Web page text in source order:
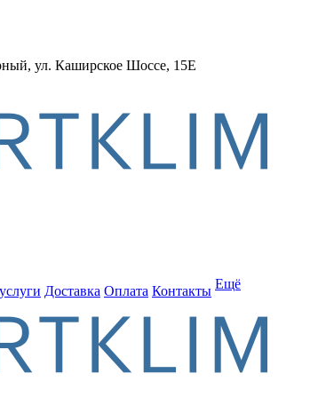
ул. Каширское Шоссе, 15Е
Доставка Оплата Контакты Ещё